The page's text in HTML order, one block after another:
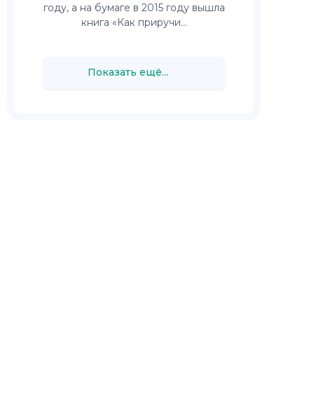
году, а на бумаге в 2015 году вышла
книга «Как приручи...
Показать ещё...